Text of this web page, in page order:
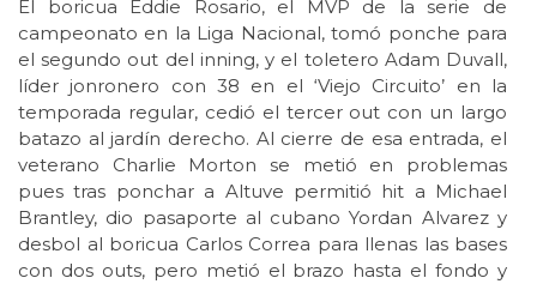
El boricua Eddie Rosario, el MVP de la serie de
campeonato en la Liga Nacional, tomó ponche para
el segundo out del inning, y el toletero Adam Duvall,
líder jonronero con 38 en el ‘Viejo Circuito’ en la
temporada regular, cedió el tercer out con un largo
batazo al jardín derecho. Al cierre de esa entrada, el
veterano Charlie Morton se metió en problemas
pues tras ponchar a Altuve permitió hit a Michael
Brantley, dio pasaporte al cubano Yordan Alvarez y
desbol al boricua Carlos Correa para llenas las bases
con dos outs, pero metió el brazo hasta el fondo y